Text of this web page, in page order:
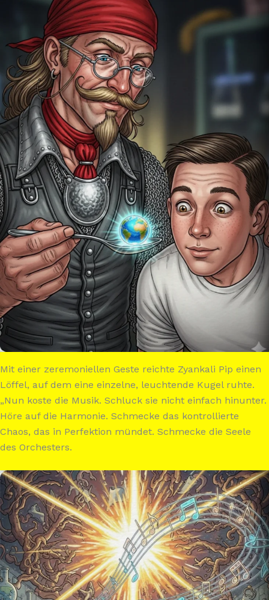
Mit einer zeremoniellen Geste reichte Zyankali Pip einen
Löffel, auf dem eine einzelne, leuchtende Kugel ruhte.
„Nun koste die Musik. Schluck sie nicht einfach hinunter.
Höre auf die Harmonie. Schmecke das kontrollierte
Chaos, das in Perfektion mündet. Schmecke die Seele
des Orchesters.